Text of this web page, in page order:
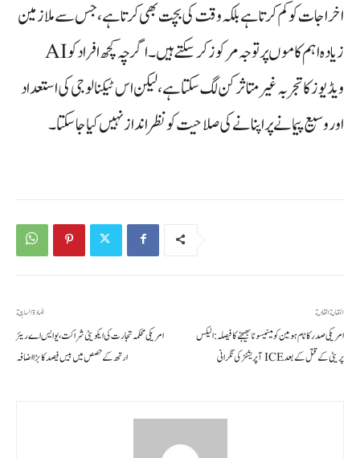
اخراجات کو کم کرتا ہے بلکہ وقت کی بچت بھی کرتا ہے، جس سے ملازمین
زیادہ اہم کاموں پر توجہ مرکوز کر سکتے ہیں۔ اگرچہ کچھ افراد کو AI
ویڈیوز کا تجربہ غیر متاثر کن لگ سکتا ہے، لیکن اس ٹیکنالوجی کی استعداد
اور وسیع پیمانے پر اپنانے کی صلاحیت کو نظر انداز نہیں کیا جا سکتا۔
المادة السابقة
امریکی محکمہ تجارت کی ایکویٹی شراکت، یو ایس اے ریئر
ارتھ کے حصص میں بیس فیصد کا بڑا اضافہ
المقالة القادمة
امریکی صدر کا ٹام ہومین کو مینیسوٹا بھیجنے کا فیصلہ: الیکس
پریٹی کے قتل کے بعد ICE آپریشنز کی نگرانی